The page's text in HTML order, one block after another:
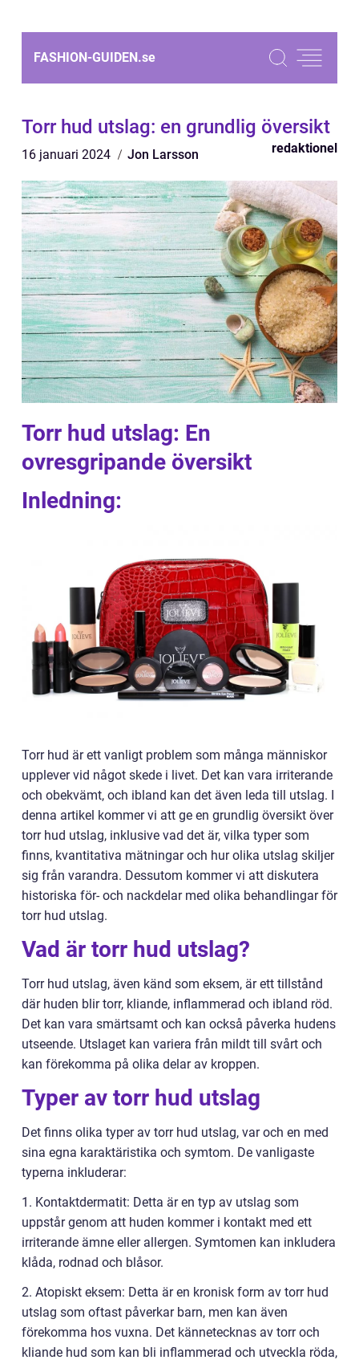
FASHION-GUIDEN.se
Torr hud utslag: en grundlig översikt
16 januari 2024 Jon Larsson redaktionel
Torr hud utslag: En
ovresgripande översikt
Inledning:
Torr hud är ett vanligt problem som många människor
upplever vid något skede i livet. Det kan vara irriterande
och obekvämt, och ibland kan det även leda till utslag. I
denna artikel kommer vi att ge en grundlig översikt över
torr hud utslag, inklusive vad det är, vilka typer som
finns, kvantitativa mätningar och hur olika utslag skiljer
sig från varandra. Dessutom kommer vi att diskutera
historiska för- och nackdelar med olika behandlingar för
torr hud utslag.
Vad är torr hud utslag?
Torr hud utslag, även känd som eksem, är ett tillstånd
där huden blir torr, kliande, inflammerad och ibland röd.
Det kan vara smärtsamt och kan också påverka hudens
utseende. Utslaget kan variera från mildt till svårt och
kan förekomma på olika delar av kroppen.
Typer av torr hud utslag
Det finns olika typer av torr hud utslag, var och en med
sina egna karaktäristika och symtom. De vanligaste
typerna inkluderar:
1. Kontaktdermatit: Detta är en typ av utslag som
uppstår genom att huden kommer i kontakt med ett
irriterande ämne eller allergen. Symtomen kan inkludera
klåda, rodnad och blåsor.
2. Atopiskt eksem: Detta är en kronisk form av torr hud
utslag som oftast påverkar barn, men kan även
förekomma hos vuxna. Det kännetecknas av torr och
kliande hud som kan bli inflammerad och utveckla röda,